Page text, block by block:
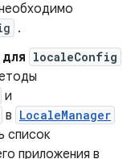
.
localeConfig
и
в LocaleManager
список
приложения в